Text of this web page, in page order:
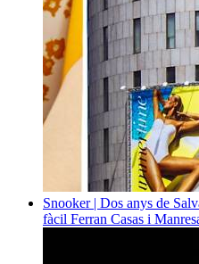
Snooker | Dos anys de
fàcil Ferran Casas i